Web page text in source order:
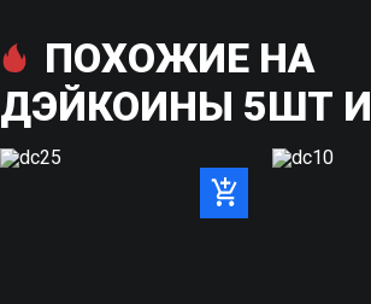
Будь первым
ПОХОЖИЕ НА
ДЭЙКОИНЫ 5ШТ